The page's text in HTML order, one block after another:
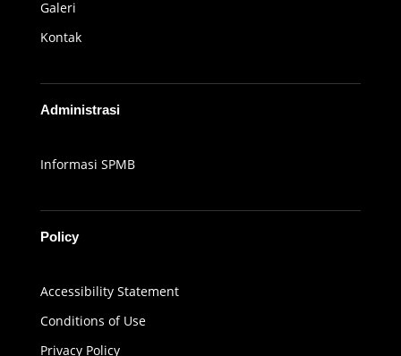
Galeri
Kontak
Administrasi
Informasi SPMB
Policy
Accessibility Statement
Conditions of Use
Privacy Policy